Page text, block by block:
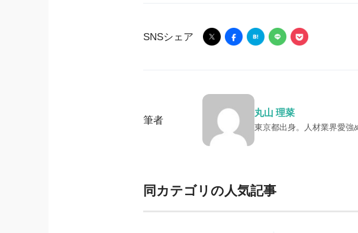
SNSシェア
筆者
丸山 理菜
東京都出身。人材業界愛強
同カテゴリの人気記事